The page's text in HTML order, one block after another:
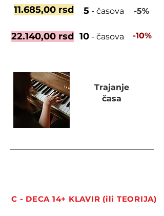
11.685,00 rsd 5 - časova -5%
22.140,00 rsd 10 - časova -10%
Trajanje
časa
C - DECA 14+ KLAVIR (ili TEORIJA)